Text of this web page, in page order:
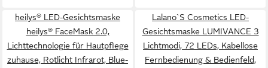
heilys® LED-Gesichtsmaske
heilys® FaceMask 2.0,
Lichttechnologie für Hautpflege
zuhause, Rotlicht Infrarot, Blue-
Lalano`S Cosmetics LED-
Gesichtsmaske LUMIVANCE 3
Lichtmodi, 72 LEDs, Kabellose
Fernbedienung & Bedienfeld,